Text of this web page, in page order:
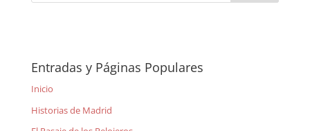
Entradas y Páginas Populares
Inicio
Historias de Madrid